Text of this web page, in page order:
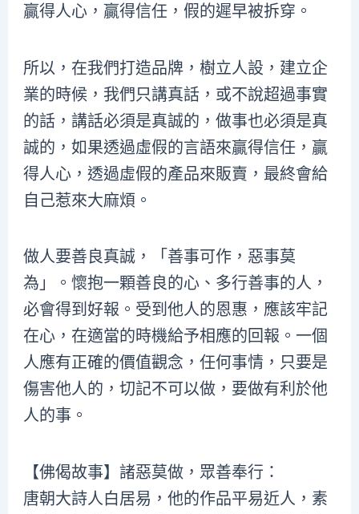
贏得人心，贏得信任，假的遲早被拆穿。
所以，在我們打造品牌，樹立人設，建立企
業的時候，我們只講真話，或不說超過事實
的話，講話必須是真誠的，做事也必須是真
誠的，如果透過虛假的言語來贏得信任，贏
得人心，透過虛假的產品來販賣，最終會給
自己惹來大麻煩。
做人要善良真誠，「善事可作，惡事莫
為」。懷抱一顆善良的心、多行善事的人，
必會得到好報。受到他人的恩惠，應該牢記
在心，在適當的時機給予相應的回報。一個
人應有正確的價值觀念，任何事情，只要是
傷害他人的，切記不可以做，要做有利於他
人的事。
【佛偈故事】諸惡莫做，眾善奉行：
唐朝大詩人白居易，他的作品平易近人，素